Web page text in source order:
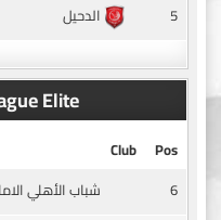
5
الدحيل
Elite
Pos
Club
6
شباب الأهلي